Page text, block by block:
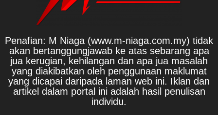
Penafian: M Niaga (www.m-niaga.com.my) tidak
akan bertanggungjawab ke atas sebarang apa
jua kerugian, kehilangan dan apa jua masalah
yang diakibatkan oleh penggunaan maklumat
yang dicapai daripada laman web ini. Iklan dan
artikel dalam portal ini adalah hasil penulisan
individu.